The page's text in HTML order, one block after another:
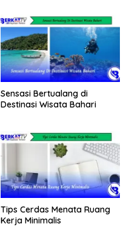
Sensasi Bertualang di
Destinasi Wisata Bahari
Tips Cerdas Menata Ruang
Kerja Minimalis